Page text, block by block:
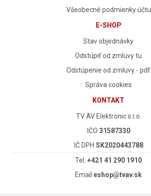
Všeobecné podmienky účtu
E-SHOP
Stav objednávky
Odstúpiť od zmluvy tu
Odstúpenie od zmluvy - pdf
Správa cookies
KONTAKT
TV AV Elektronic s.r.o.
IČO 31587330
IČ DPH SK2020443788
Tel. +421 41 290 1910
Email eshop@tvav.sk